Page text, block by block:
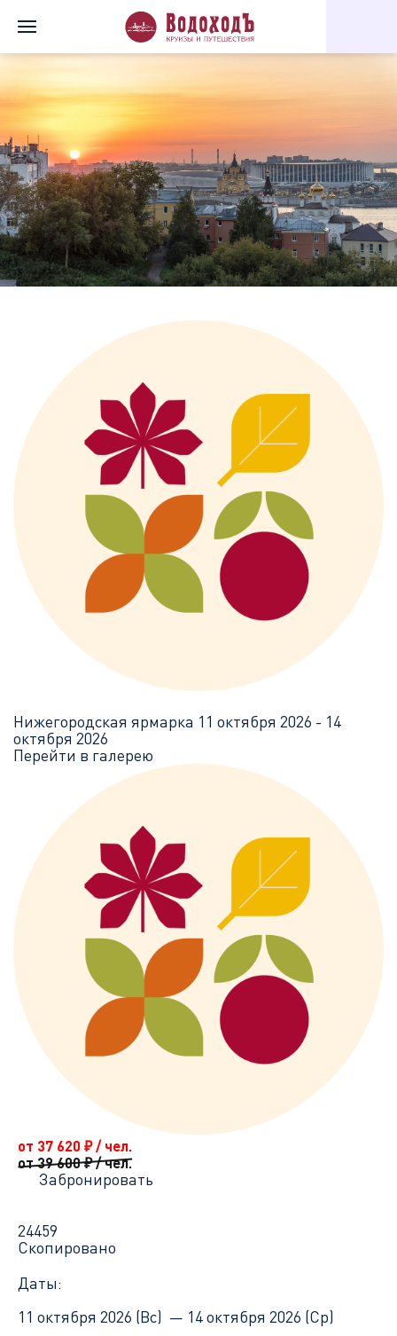
Нижегородская ярмарка 11 октября 2026 - 14
октября 2026
Перейти в галерею
от 37 620 ₽/ чел.
от 39 600₽/ чел.
Забронировать
24459
Скопировано
Даты:
11 октября 2026 (Вс) — 14 октября 2026 (Ср)